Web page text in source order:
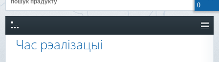
Час рэалізацыі
0